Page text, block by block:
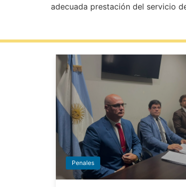
adecuada prestación del servicio
Penales